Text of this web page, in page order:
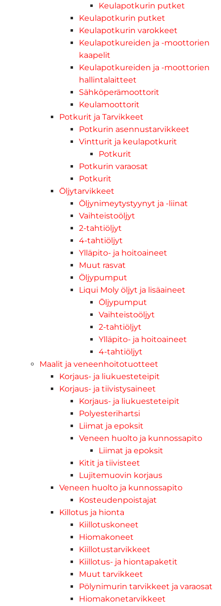
Keulapotkurin putket
Keulapotkurin putket
Keulapotkurin varokkeet
Keulapotkureiden ja -moottorien
kaapelit
Keulapotkureiden ja -moottorien
hallintalaitteet
Sähköperämoottorit
Keulamoottorit
Potkurit ja Tarvikkeet
Potkurin asennustarvikkeet
Vintturit ja keulapotkurit
Potkurit
Potkurin varaosat
Potkurit
Öljytarvikkeet
Öljynimeytystyynyt ja -liinat
Vaihteistoöljyt
2-tahtiöljyt
4-tahtiöljyt
Ylläpito- ja hoitoaineet
Muut rasvat
Öljypumput
Liqui Moly öljyt ja lisäaineet
Öljypumput
Vaihteistoöljyt
2-tahtiöljyt
Ylläpito- ja hoitoaineet
4-tahtiöljyt
Maalit ja veneenhoitotuotteet
Korjaus- ja liukuesteteipit
Korjaus- ja tiivistysaineet
Korjaus- ja liukuesteteipit
Polyesterihartsi
Liimat ja epoksit
Veneen huolto ja kunnossapito
Liimat ja epoksit
Kitit ja tiivisteet
Lujitemuovin korjaus
Veneen huolto ja kunnossapito
Kosteudenpoistajat
Killotus ja hionta
Kiillotuskoneet
Hiomakoneet
Kiillotustarvikkeet
Kiillotus- ja hiontapaketit
Muut tarvikkeet
Pölynimurin tarvikkeet ja varaosat
Hiomakonetarvikkeet